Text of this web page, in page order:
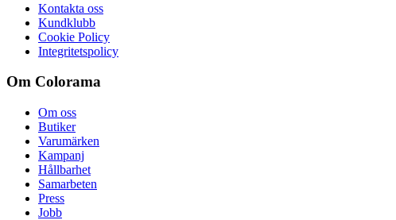
Kontakta oss
Kundklubb
Cookie Policy
Integritetspolicy
Om Colorama
Om oss
Butiker
Varumärken
Kampanj
Hållbarhet
Samarbeten
Press
Jobb